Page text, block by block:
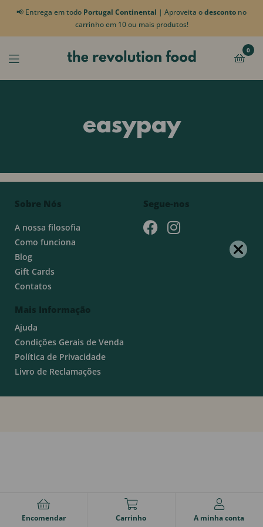
📢 Entrega em todo Portugal Continental | Aproveita odesconto no
carrinho em 10 ou mais produtos!
0
easypay
Sobre Nós
A nossa filosofia
Como funciona
Blog
Gift Cards
Contatos
Mais Informação
Ajuda
Condições Gerais de Venda
Política de Privacidade
Livro de Reclamações
Segue-nos
Encomendar Carrinho A minha conta